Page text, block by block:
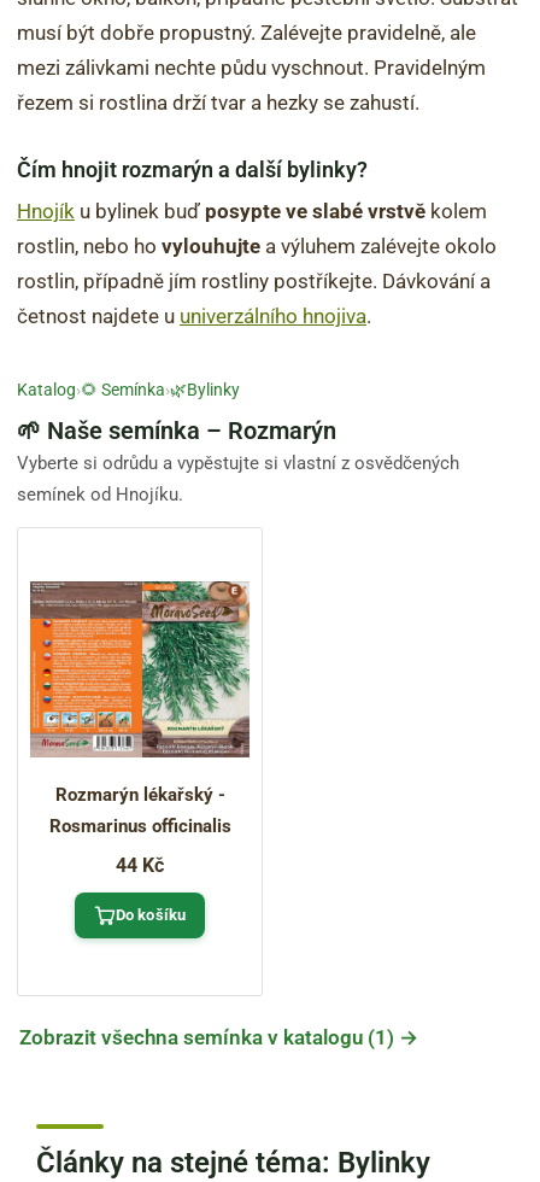
musí být dobře propustný. Zalévejte pravidelně, ale
mezi zálivkami nechte půdu vyschnout. Pravidelným
řezem si rostlina drží tvar a hezky se zahustí.
Čím hnojit rozmarýn a další bylinky?
Hnojík u bylinek buď posypte ve slabé vrstvě kolem
rostlin, nebo ho vylouhujte a výluhem zalévejte okolo
rostlin, případně jím rostliny postříkejte. Dávkování a
četnost najdete u univerzálního hnojiva.
Katalog›🌻 Semínka›🌿Bylinky
🌱 Naše semínka – Rozmarýn
Vyberte si odrůdu a vypěstujte si vlastní z osvědčených
semínek od Hnojíku.
Rozmarýn lékařský -
Rosmarinus officinalis
44 Kč
Do košíku
Zobrazit všechna semínka v katalogu (1) →
Články na stejné téma: Bylinky